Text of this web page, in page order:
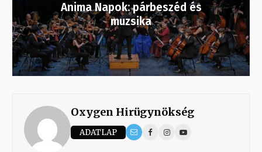
Anima Napok: párbeszéd és
muzsika
Oxygen Hirügynökség
ADATLAP